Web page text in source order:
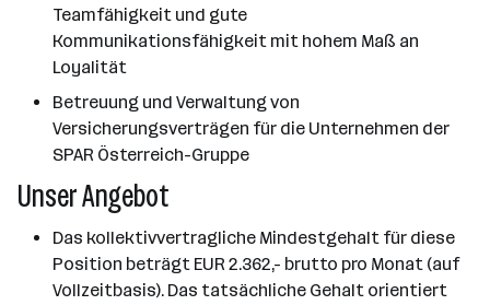
Teamfähigkeit und gute
Kommunikationsfähigkeit mit hohem Maß an
Loyalität
Betreuung und Verwaltung von
Versicherungsverträgen für die Unternehmen der
SPAR Österreich-Gruppe
Unser Angebot
Das kollektivvertragliche Mindestgehalt für diese
Position beträgt EUR 2.362,- brutto pro Monat (auf
Vollzeitbasis). Das tatsächliche Gehalt orientiert